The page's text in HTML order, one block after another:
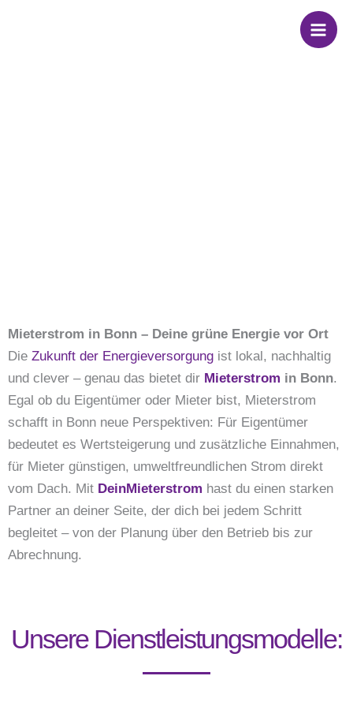
Mieterstrom in Bonn – Deine grüne Energie vor Ort
Die Zukunft der Energieversorgung ist lokal, nachhaltig
und clever – genau das bietet dir Mieterstrom in Bonn.
Egal ob du Eigentümer oder Mieter bist, Mieterstrom
schafft in Bonn neue Perspektiven: Für Eigentümer
bedeutet es Wertsteigerung und zusätzliche Einnahmen,
für Mieter günstigen, umweltfreundlichen Strom direkt
vom Dach. Mit DeinMieterstrom hast du einen starken
Partner an deiner Seite, der dich bei jedem Schritt
begleitet – von der Planung über den Betrieb bis zur
Abrechnung.
Unsere Dienstleistungsmodelle: